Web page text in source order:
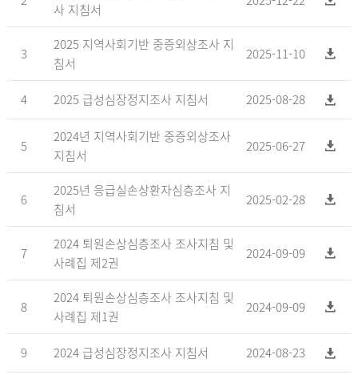
사 지침서
3
2025 지역사회기반 중증외상조사 지
침서
2025-11-10
4 2025 급성심장정지조사 지침서 2025-08-28
5
2024년 지역사회기반 중증외상조사
지침서
2025-06-27
6
2025년 응급실손상환자심층조사 지
침서
2025-02-28
7
2024 퇴원손상심층조사 조사지침 및
사례집 제2권
2024-09-09
8
2024 퇴원손상심층조사 조사지침 및
사례집 제1권
2024-09-09
9 2024 급성심장정지조사 지침서 2024-08-23